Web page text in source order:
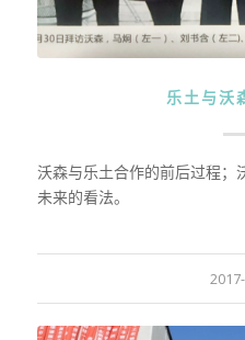
乐土与沃
沃森与乐土合作的前后过程；
未来的看法。